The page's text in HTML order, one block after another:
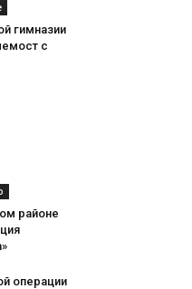
гимназии
с
операции
районе